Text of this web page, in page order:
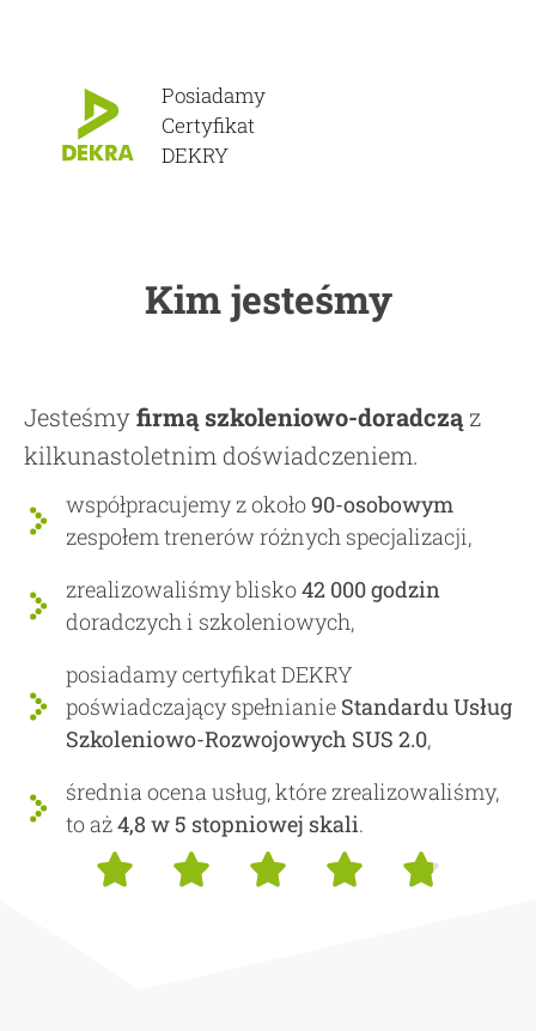
Kim jesteśmy
Jesteśmyfirmą szkoleniowo-doradczą z
kilkunastoletnim doświadczeniem.
współpracujemy z około90-osobowym
zespołem trenerów różnych specjalizacji,
zrealizowaliśmy blisko42 000 godzin
doradczych i szkoleniowych,
posiadamy certyfikat DEKRY
poświadczający spełnianie Standardu Usług
Szkoleniowo-Rozwojowych SUS 2.0,
średnia ocena usług, które zrealizowaliśmy,
to aż4,8 w 5 stopniowej skali.
    
Posiadamy
Certyfikat
DEKRY